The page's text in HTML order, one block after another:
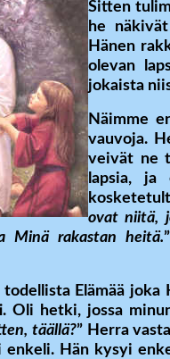
Sitten
he
Hänen
olevan
jokaista
Näimme
vauvoja.
veivät ne
lapsia, ja
ovat niitä,
Minä rakastan heitä.
Elämää
Oli hetki, jossa
täällä?” Herra
enkeli. Hän kysyi